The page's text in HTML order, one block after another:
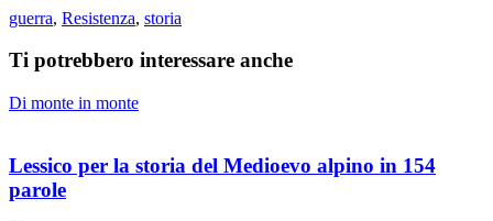
guerra, Resistenza, storia
Ti potrebbero interessare anche
Di monte in monte
Lessico per la storia del Medioevo alpino in 154
parole